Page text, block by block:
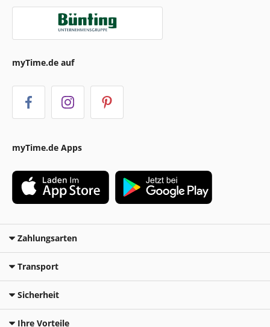
myTime.de auf
myTime.de Apps
Zahlungsarten
Transport
Sicherheit
Ihre Vorteile